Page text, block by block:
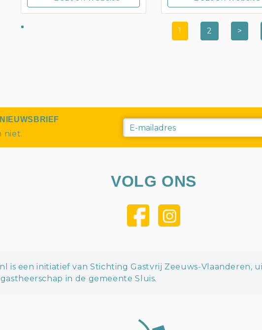
1 2 >
niet.
VOLG ONS
is een initiatief van Stichting Gastvrij Zeeuws-Vlaanderen,
in de gemeente Sluis.